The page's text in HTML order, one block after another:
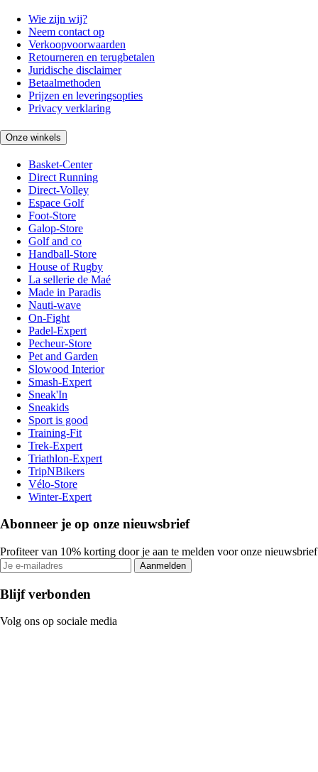
Wie zijn wij?
Neem contact op
Verkoopvoorwaarden
Retourneren en terugbetalen
Juridische disclaimer
Betaalmethoden
Prijzen en leveringsopties
Privacy verklaring
Onze winkels
Basket-Center
Direct Running
Direct-Volley
Espace Golf
Foot-Store
Galop-Store
Golf and co
Handball-Store
House of Rugby
La sellerie de Maé
Made in Paradis
Nauti-wave
On-Fight
Padel-Expert
Pecheur-Store
Pet and Garden
Slowood Interior
Smash-Expert
Sneak'In
Sneakids
Sport is good
Training-Fit
Trek-Expert
Triathlon-Expert
TripNBikers
Vélo-Store
Winter-Expert
Abonneer je op onze nieuwsbrief
Profiteer van 10% korting door je aan te melden voor onze nieuwsbrief
Aanmelden
Blijf verbonden
Volg ons op sociale media